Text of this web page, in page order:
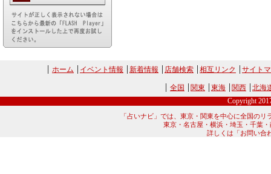
ホーム イベント情報 新着情報 店舗検索 相互リンク サイト
全国 関東 東海 関西
北海
Copyright
「占いナビ」では、東京・関東を中心に全国の
東京・名古屋・横浜・埼玉・千葉
詳しくは「お問い合